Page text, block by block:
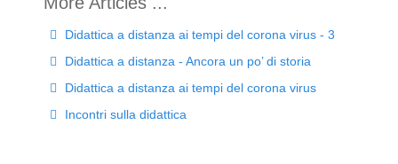
Didattica a distanza ai tempi del corona virus - 3
Didattica a distanza - Ancora un po’ di storia
Didattica a distanza ai tempi del corona virus
Incontri sulla didattica